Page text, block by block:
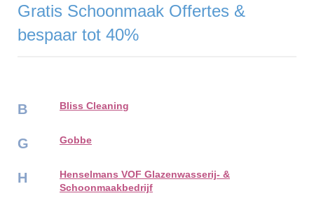
Gratis Schoonmaak Offertes &
bespaar tot 40%
B Bliss Cleaning
G Gobbe
H
Henselmans VOF Glazenwasserij- &
Schoonmaakbedrijf